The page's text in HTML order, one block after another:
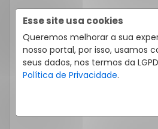
Esse site usa cookies
Queremos melhorar a sua
nosso portal, por isso, usamos
seus dados, nos termos da
Política de Privacidade.
APARTAMENTO 2 QUARTOS BOM
AVENIDA EMÍLIO TREVISAN, 555, BOM
DO RIO PRETO/SP